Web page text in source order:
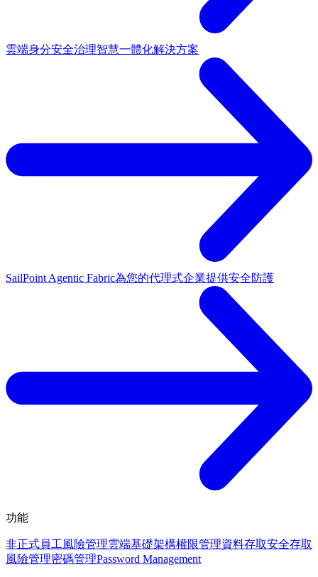
雲端身分安全治理智慧一體化解決方案
SailPoint Agentic Fabric為您的代理式企業提供安全防護
功能
非正式員工風險管理雲端基礎架構權限管理資料存取安全存取
風險管理密碼管理Password Management